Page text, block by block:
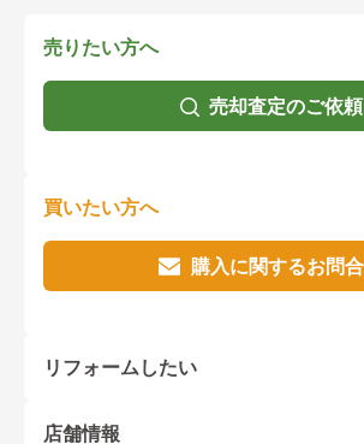
売りたい方へ
売却査定のご依頼
買いたい方へ
購入に関するお問
リフォームしたい
店舗情報